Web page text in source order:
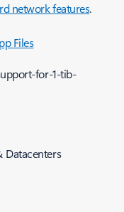
network features.
Files
for-1-tib-
Datacenters